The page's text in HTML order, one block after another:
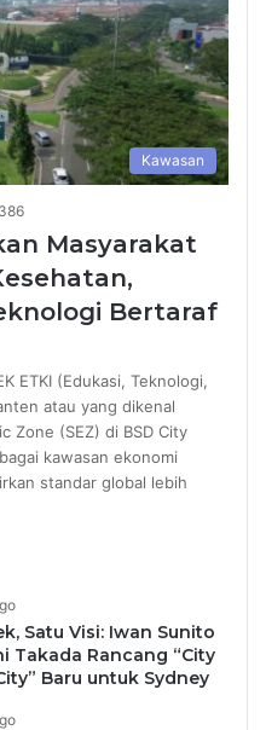
Kawasan
386
Masyarakat
Bertaraf
ETKI (Edukasi, Teknologi,
atau yang dikenal
Zone (SEZ) di BSD City
kawasan ekonomi
standar global lebih
Satu Visi: Iwan Sunito
Takada Rancang “City
Baru untuk Sydney